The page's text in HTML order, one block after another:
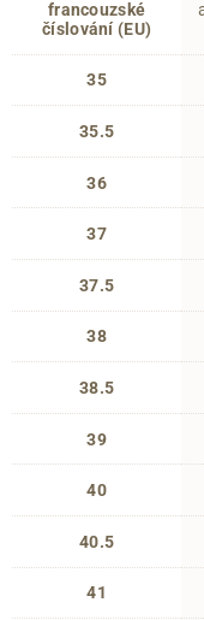
francouzské
číslování (EU)
35
35.5
36
37
37.5
38
38.5
39
40
40.5
41